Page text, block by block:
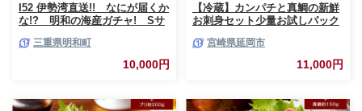
I52 伊勢湾直送!! なにが届くか
な!? 明和の海産ガチャ! Sサ
三重県明和町
10,000円
【冷蔵】カンパチと真鯛の新鮮
お刺身セット少量お試しパック
宮崎県延岡市
11,000円